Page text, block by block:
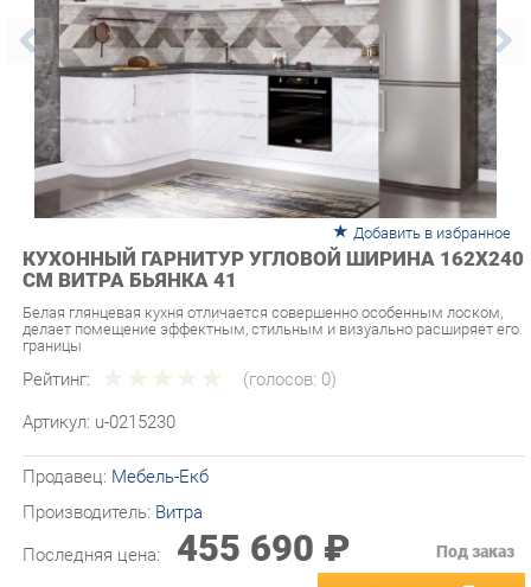
Добавить в избранное
КУХОННЫЙ ГАРНИТУР УГЛОВОЙ ШИРИНА 162Х240
СМ ВИТРА БЬЯНКА 41
Белая глянцевая кухня отличается совершенно особенным лоском,
границы
Рейтинг:
Артикул: u-0215230
Производитель:Витра
Последняя цена: 455 690 ₽
- ЗАКАЗАТЬ